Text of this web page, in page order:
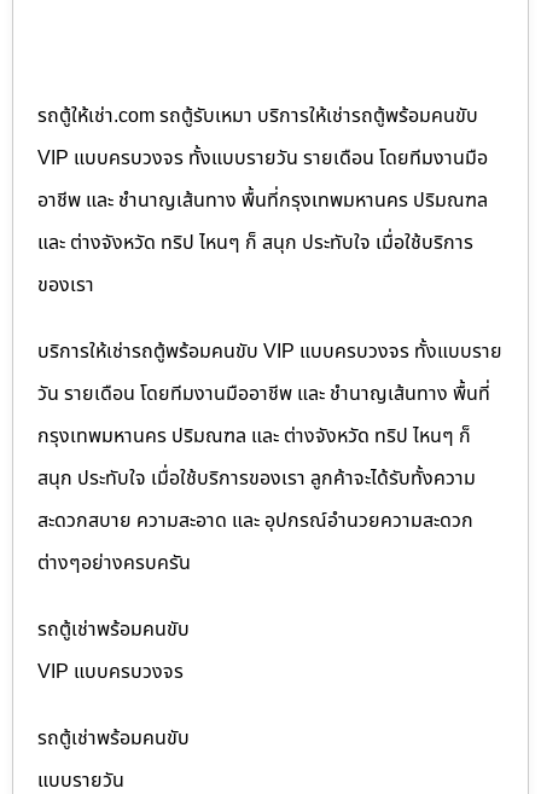
รถตู้ให้เช่า.com รถตู้รับเหมา บริการให้เช่ารถตู้พร้อมคนขับ
VIP แบบครบวงจร ทั้งแบบรายวัน รายเดือน โดยทีมงานมือ
อาชีพ และ ชำนาญเส้นทาง พื้นที่กรุงเทพมหานคร ปริมณฑล
และ ต่างจังหวัด ทริป ไหนๆ ก็ สนุก ประทับใจ เมื่อใช้บริการ
ของเรา
บริการให้เช่ารถตู้พร้อมคนขับ VIP แบบครบวงจร ทั้งแบบราย
วัน รายเดือน โดยทีมงานมืออาชีพ และ ชำนาญเส้นทาง พื้นที่
กรุงเทพมหานคร ปริมณฑล และ ต่างจังหวัด ทริป ไหนๆ ก็
สนุก ประทับใจ เมื่อใช้บริการของเรา ลูกค้าจะได้รับทั้งความ
สะดวกสบาย ความสะอาด และ อุปกรณ์อำนวยความสะดวก
ต่างๆอย่างครบครัน
รถตู้เช่าพร้อมคนขับ
VIP แบบครบวงจร
รถตู้เช่าพร้อมคนขับ
แบบรายวัน